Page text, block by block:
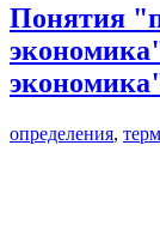
Понятия
определения,